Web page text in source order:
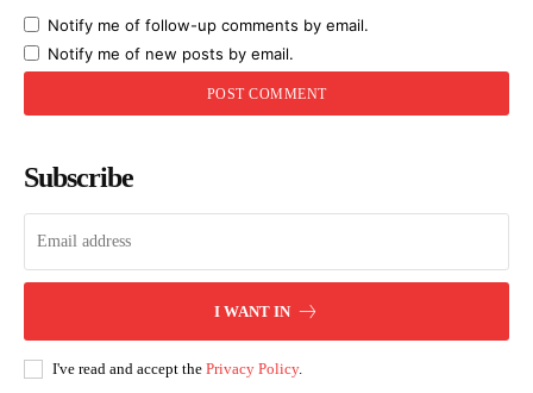
Notify me of follow-up comments by email.
Notify me of new posts by email.
Subscribe
I WANT IN
I've read and accept the Privacy Policy.